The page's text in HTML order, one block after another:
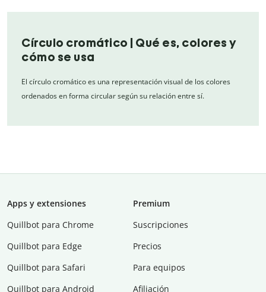
Círculo cromático | Qué es, colores y
cómo se usa
El círculo cromático es una representación visual de los colores
ordenados en forma circular según su relación entre sí.
Apps y extensiones
Quillbot para Chrome
Quillbot para Edge
Quillbot para Safari
Quillbot para Android
Premium
Suscripciones
Precios
Para equipos
Afiliación